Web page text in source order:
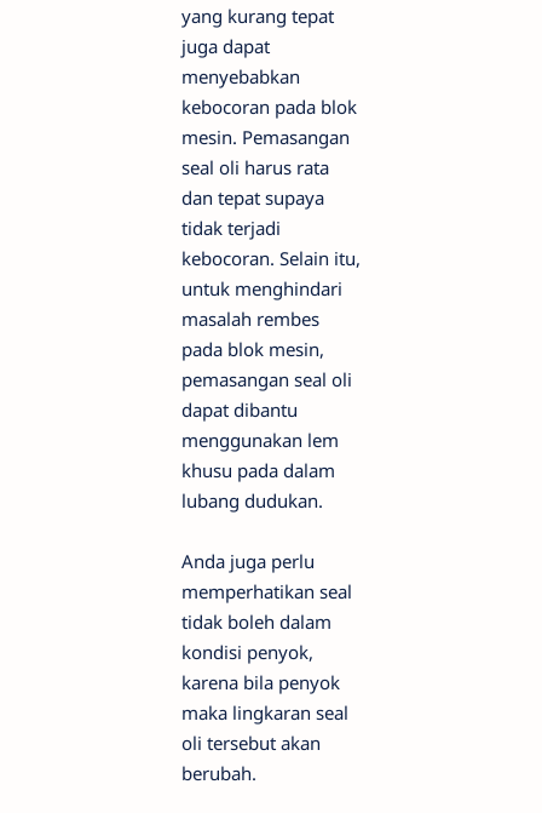
yang kurang tepat
juga dapat
menyebabkan
kebocoran pada blok
mesin. Pemasangan
seal oli harus rata
dan tepat supaya
tidak terjadi
kebocoran. Selain itu,
untuk menghindari
masalah rembes
pada blok mesin,
pemasangan seal oli
dapat dibantu
menggunakan lem
khusu pada dalam
lubang dudukan.
Anda juga perlu
memperhatikan seal
tidak boleh dalam
kondisi penyok,
karena bila penyok
maka lingkaran seal
oli tersebut akan
berubah.